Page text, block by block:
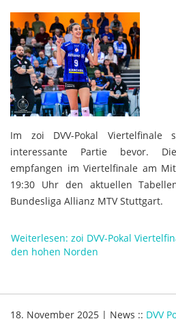
Im zoi DVV-Pokal
interessante Partie bevor.
empfangen im Viertelfinale am
19:30 Uhr den aktuellen
Bundesliga Allianz MTV Stuttgart.
Weiterlesen: zoi DVV-Pokal
den hohen Norden
18. November 2025 | News :: DVV